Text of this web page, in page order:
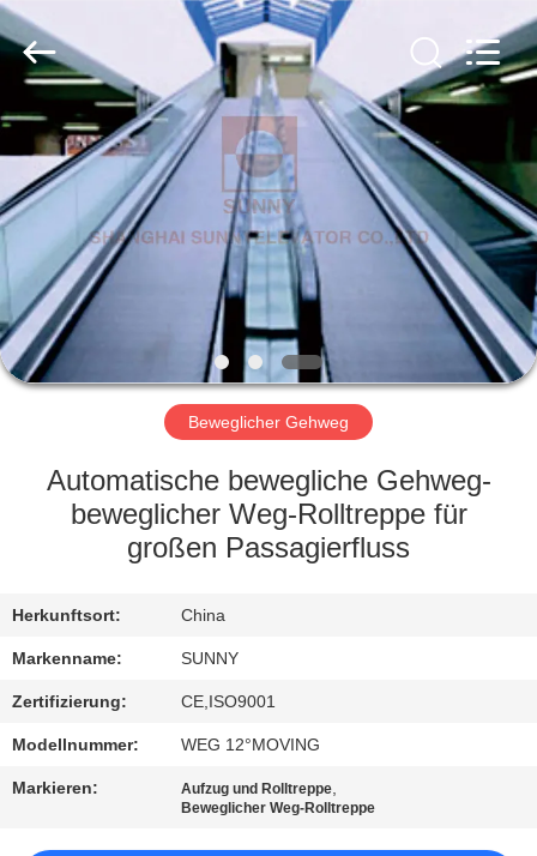
HAUS
PRODUKTE
VIDEOS
ÜBER
UNS
FABRIK-
AUSFLUG
TRETEN
SIE
MIT
UNS
SUNNY
ELEVATOR
CO.,LTD.
Rights
Reserved.
Beweglicher Gehweg
Automatische bewegliche Gehweg-
beweglicher Weg-Rolltreppe für
großen Passagierfluss
Herkunftsort: China
Markenname: SUNNY
Zertifizierung: CE,ISO9001
Modellnummer: WEG 12°MOVING
Markieren: Aufzug und Rolltreppe,
Beweglicher Weg-Rolltreppe